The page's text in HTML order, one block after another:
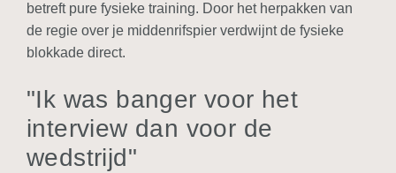
betreft pure fysieke training. Door het herpakken van
de regie over je middenrifspier verdwijnt de fysieke
blokkade direct.
"Ik was banger voor het
interview dan voor de
wedstrijd"